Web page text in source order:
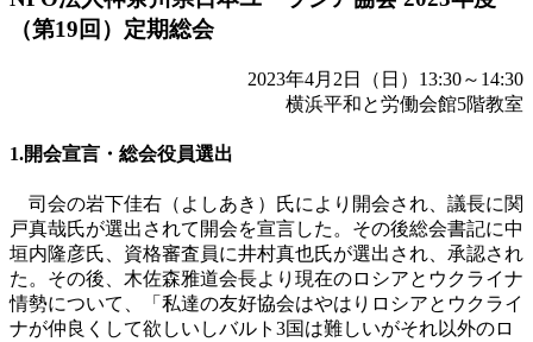
（第19回）定期総会
2023年4月2日（日）13:30～14:30
横浜平和と労働会館5階教室
1.開会宣言・総会役員選出
司会の岩下佳右（よしあき）氏により開会され、議長に関
戸真哉氏が選出されて開会を宣言した。その後総会書記に中
垣内隆彦氏、資格審査員に井村真也氏が選出され、承認され
た。その後、木佐森雅道会長より現在のロシアとウクライナ
情勢について、「私達の友好協会はやはりロシアとウクライ
ナが仲良くして欲しいしバルト3国は難しいがそれ以外のロ